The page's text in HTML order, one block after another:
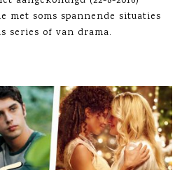
met soms spannende situaties
series of van drama.